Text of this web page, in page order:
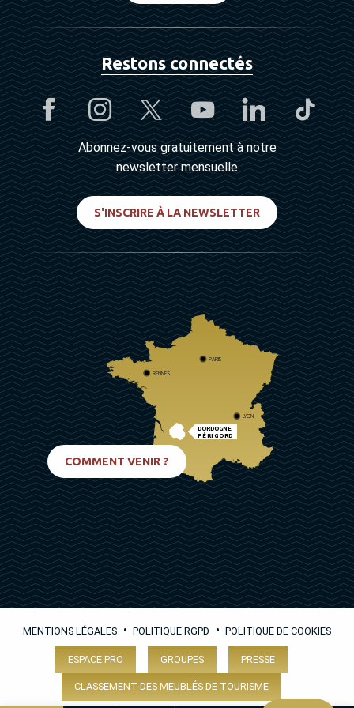
Restons connectés
Abonnez-vous gratuitement à notre
newsletter mensuelle
S'INSCRIRE À LA NEWSLETTER
DORDOGNE
PÉRIGORD
PARIS
RENNES
LYON
COMMENT VENIR ?
MENTIONS LÉGALES • POLITIQUE RGPD • POLITIQUE DE COOKIES
ESPACE PRO GROUPES PRESSE
CLASSEMENT DES MEUBLÉS DE TOURISME